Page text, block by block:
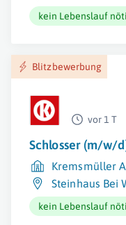
kein Lebenslauf
Blitzbewerbung
vor 1 T
Schlosser (m/w/
Kremsmüller
Steinhaus Bei
kein Lebenslauf